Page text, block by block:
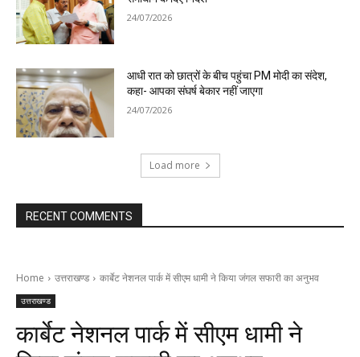
24/07/2026
आधी रात को छात्रों के बीच पहुंचा PM मोदी का संदेश,
कहा- आपका संघर्ष बेकार नहीं जाएगा
24/07/2026
Load more
RECENT COMMENTS